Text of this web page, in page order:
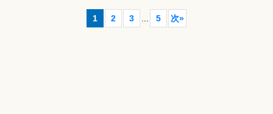
1 2 3 5 次»